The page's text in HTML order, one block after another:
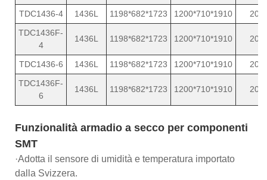
TDC1436-4
1436L 1198*682*1723 1200*710*1910
20
TDC1436F-
4
1436L 1198*682*1723 1200*710*1910 20
TDC1436-6 1436L 1198*682*1723 1200*710*1910
20
TDC1436F-
6
1436L 1198*682*1723 1200*710*1910 20
Funzionalità armadio a secco per componenti
SMT
·Adotta il sensore di umidità e temperatura importato
dalla Svizzera.